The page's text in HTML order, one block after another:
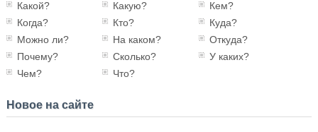
Какой?
Какую?
Кем?
Когда?
Кто?
Куда?
Можно ли?
На каком?
Откуда?
Почему?
Сколько?
У каких?
Чем?
Что?
Новое на сайте